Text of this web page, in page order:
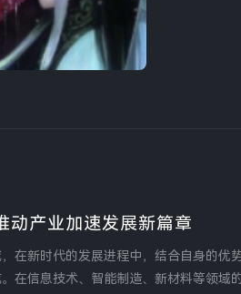
动产业加速发展新篇章
在新时代的发展进程中，结合自身的优
在信息技术、智能制造、新材料等领域